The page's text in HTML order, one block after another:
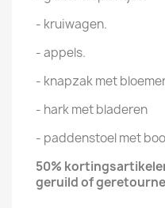
- kruiwagen.
- appels.
- knapzak met
- hark met bladeren
- paddenstoel met
50%
geruild of